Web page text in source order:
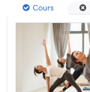
Cours